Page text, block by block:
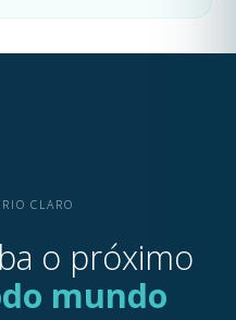
CLARO
o próximo
mundo